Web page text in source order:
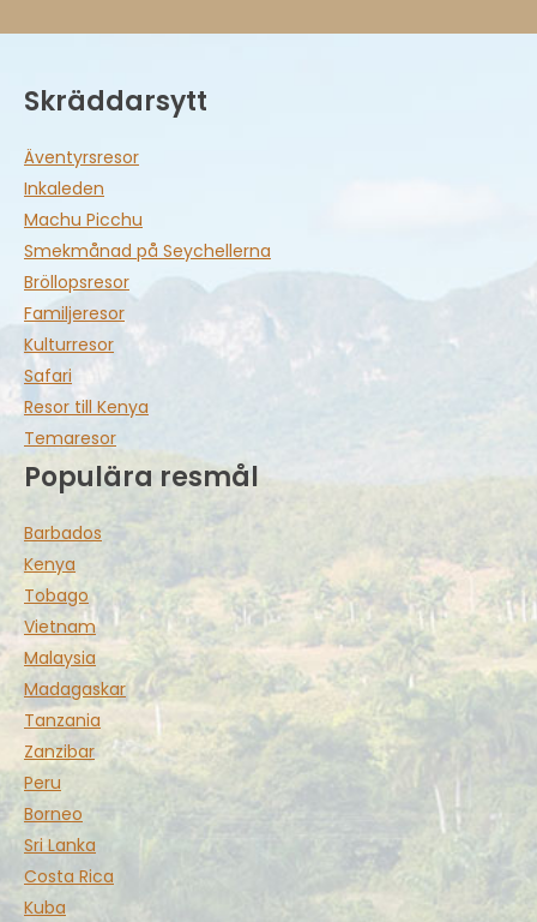
Skräddarsytt
Äventyrsresor
Inkaleden
Machu Picchu
Smekmånad på Seychellerna
Bröllopsresor
Familjeresor
Kulturresor
Safari
Resor till Kenya
Temaresor
Populära resmål
Barbados
Kenya
Tobago
Vietnam
Malaysia
Madagaskar
Tanzania
Zanzibar
Peru
Borneo
Sri Lanka
Costa Rica
Kuba